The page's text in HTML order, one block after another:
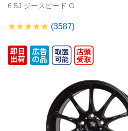
6.5J ジースピード G
(3587)